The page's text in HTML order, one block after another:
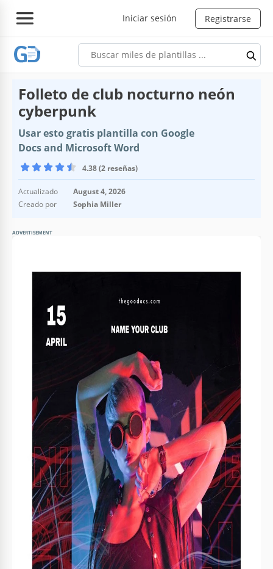
Iniciar sesión Registrarse
Folleto de club nocturno neón
cyberpunk
Usar esto gratis plantilla con Google
Docs and Microsoft Word
4.38 (2 reseñas)
Actualizado
August 4, 2026
Creado por
Sophia Miller
ADVERTISEMENT